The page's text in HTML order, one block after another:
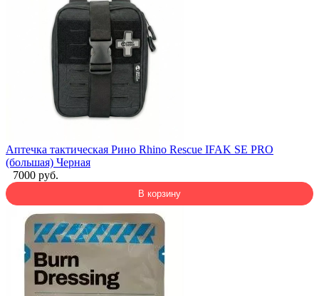
Аптечка тактическая Рино Rhino Rescue IFAK SE PRO
(большая) Черная
7000 руб.
В корзину